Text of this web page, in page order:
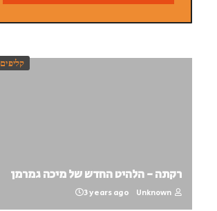
קליפים
רקתה - הלהיט החדש של מיכה גמרמן
Unknown
3 years ago